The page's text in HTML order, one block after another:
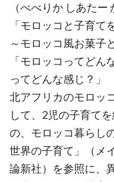
（べべりか しあたー
「モロッコと子育て
～モロッコ⾵お菓⼦
「モロッコってど
ってどんな感じ？」
北アフリカのモロッ
して、2児の⼦育て
の、モロッコ暮らし
世界の⼦育て」（メ
論新社）を参照に、